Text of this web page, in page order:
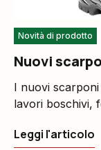
Novità di prodotto
Nuovi
I nuovi
lavori boschivi,
Leggi l'articolo